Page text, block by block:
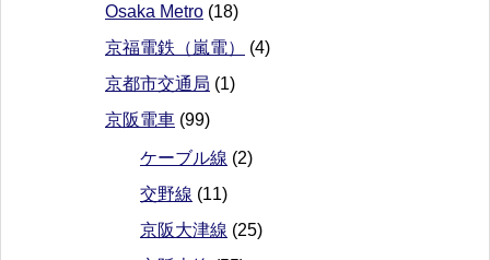
Osaka Metro (18)
京福電鉄（嵐電）
(4)
京都市交通局 (1)
京阪電車 (99)
ケーブル線 (2)
交野線 (11)
京阪大津線 (25)